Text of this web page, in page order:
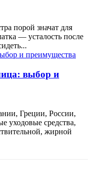
порой значат для
— усталость после
выбор и
Греции, России,
уходовые средства,
жирной